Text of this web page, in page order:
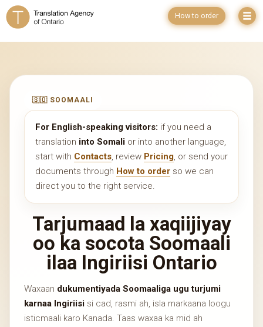
How to order
🇸🇴 SOOMAALI
For English-speaking visitors: if you need a
translation into Somali or into another language,
start with Contacts, review Pricing, or send your
documents through How to order so we can
direct you to the right service.
Tarjumaad la xaqiijiyay
oo ka socota Soomaali
ilaa Ingiriisi Ontario
Waxaan dukumentiyada Soomaaliga ugu turjumi
karnaa Ingiriisi si cad, rasmi ah, isla markaana loogu
isticmaali karo Kanada. Taas waxaa ka mid ah